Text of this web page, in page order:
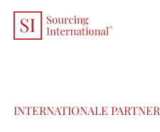
INTERNATIONALE PARTNER